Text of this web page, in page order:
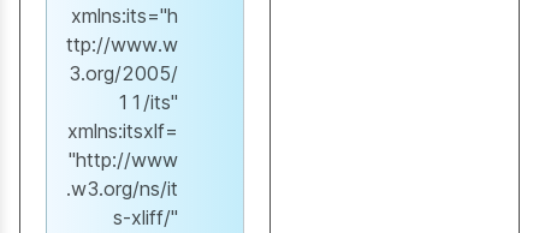
xmlns:its="h
ttp://www.w
3.org/2005/
11/its"
xmlns:itsxlf=
"http://www
.w3.org/ns/it
s-xliff/"